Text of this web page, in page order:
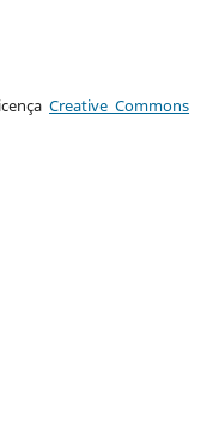
Creative Commons